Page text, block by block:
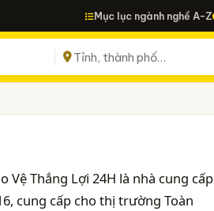
Mục lục ngành nghề A-Z
Vệ Thắng Lợi 24H là nhà cung cấp
cung cấp cho thị trường Toàn